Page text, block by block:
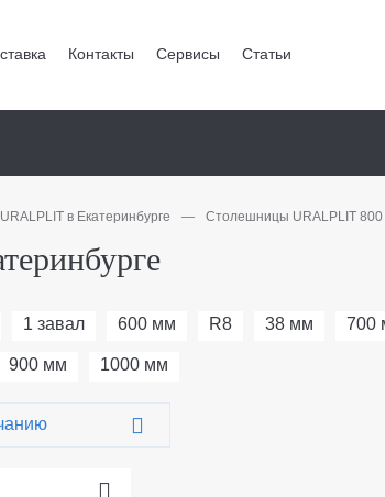
Контакты Сервисы Статьи
в Екатеринбурге — Столешницы URALPLIT 800
1 завал 600 мм R8 38 мм 700
900 мм 1000 мм